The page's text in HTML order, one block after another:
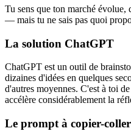
Tu sens que ton marché évolue,
— mais tu ne sais pas quoi
La solution ChatGPT
ChatGPT est un outil de
dizaines d'idées en quelques
d'autres moyennes. C'est à toi
accélère considérablement la
Le prompt à copier-coller